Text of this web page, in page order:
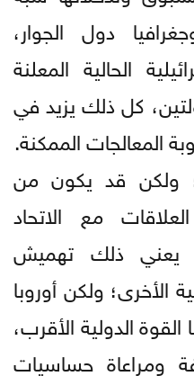
دول الجوار،
الحالية المعلنة
كل ذلك يزيد في
المعالجات الممكنة.
ولكن قد يكون من
مع الاتحاد
يعني ذلك تهميش
الأخرى؛ ولكن أوروبا
الدولية الأقرب،
ومراعاة حساسيات